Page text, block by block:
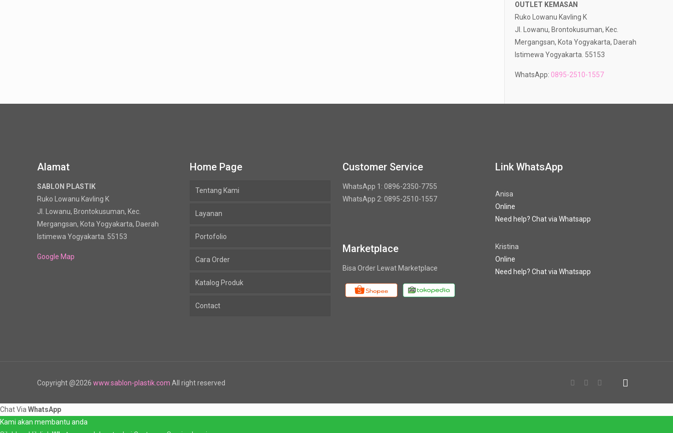
OUTLET KEMASAN
Ruko Lowanu Kavling K
Jl. Lowanu, Brontokusuman, Kec.
Mergangsan, Kota Yogyakarta, Daerah
Istimewa Yogyakarta. 55153
WhatsApp: 0895-2510-1557
Alamat
SABLON PLASTIK
Ruko Lowanu Kavling K
Jl. Lowanu, Brontokusuman, Kec.
Mergangsan, Kota Yogyakarta, Daerah
Istimewa Yogyakarta. 55153
Google Map
Home Page
Tentang Kami
Layanan
Portofolio
Cara Order
Katalog Produk
Contact
Customer Service
WhatsApp 1: 0896-2350-7755
WhatsApp 2: 0895-2510-1557
Marketplace
Bisa Order Lewat Marketplace
Link WhatsApp
Anisa
Online
Need help? Chat via Whatsapp
Kristina
Online
Need help? Chat via Whatsapp
Copyright @2026www.sablon-plastik.comAll right reserved
Chat Via WhatsApp
Kami akan membantu anda